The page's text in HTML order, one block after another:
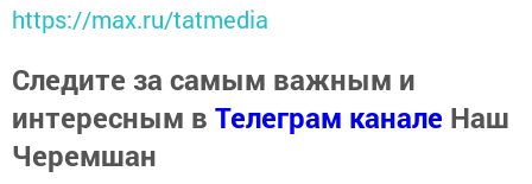
https://max.ru/tatmedia
Следите за самым важным и
интересным в Телеграм канале Наш
Черемшан